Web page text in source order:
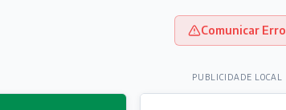
Comunicar Erro
PUBLICIDADE LOCAL